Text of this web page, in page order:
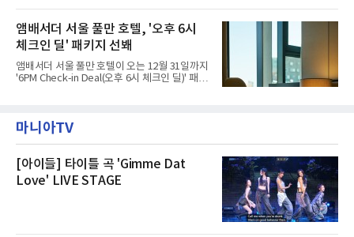
민들의 호응 속에 CFS는 즉시 행동에 나섰다. 지
난 28일 오후 전문 청소업체와
에 대해서는 외부 화재 연기 유입이라고 설명했
고, 2023년 같은 물류센터에서 발생한 화재에
대해서도 쿠팡 입주 전 공사 과정에서 벌어진 일
이라며 선을 그었다.쿠팡은 21일 인천 물류센터
내부에서 불이 타는 냄새가 났다는 의혹과 관련
해 “사실무근”이라는 입장을 밝혔다.회사 측은
“인근에서 지난 15일 다른 회사에서 발생한 대
것으로 확인됐다”고 설명했다.이어 “정확한 화
재 원인은 추후 조사될
앰배서더 서울 풀만 호텔, '오후 6시
체크인 딜' 패키지 선봬
앰배서더 서울 풀만 호텔이 오는 12월 31일까지
'6PM Check-in Deal(오후 6시 체크인 딜)' 패키
텔 측은 “퇴근 후 또는 주말 도심 속에서 짧지만
온전한 휴식을 원하는 고객들에게 특별한 경험
제큐티브 두 가지 타입으로 구성된다. 디럭스 패
키지는 객실 1박(룸 온리)으로 심플한 호캉스를
즐길 수 있으며, 이그제큐티브 패키지는 객실 1
마니아TV
[아이들] 타이틀 곡 'Gimme Dat
Love' LIVE STAGE